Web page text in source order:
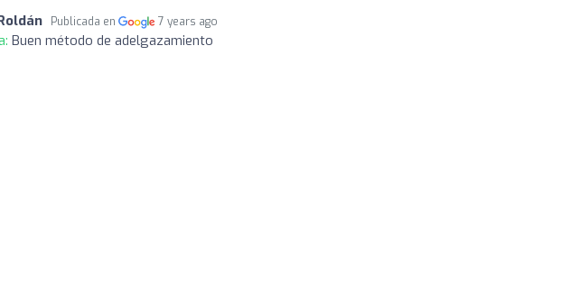
Publicada en 7 years ago
Buen método de adelgazamiento